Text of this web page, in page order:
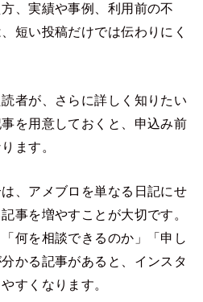
、実績や事例、利用前の不
短い投稿だけでは伝わりにく
者が、さらに詳しく知りたい
を用意しておくと、申込み前
ます。
、アメブロを単なる日記にせ
事を増やすことが大切です。
何を相談できるのか」「申し
かる記事があると、インスタ
すくなります。